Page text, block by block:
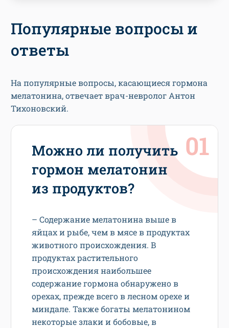
Популярные вопросы и
ответы
На популярные вопросы, касающиеся гормона
мелатонина, отвечает врач-невролог Антон
Тихоновский.
Можно ли получить
гормон мелатонин
из продуктов?
– Содержание мелатонина выше в
яйцах и рыбе, чем в мясе в продуктах
животного происхождения. В
продуктах растительного
происхождения наибольшее
содержание гормона обнаружено в
орехах, прежде всего в лесном орехе и
миндале. Также богаты мелатонином
некоторые злаки и бобовые, в